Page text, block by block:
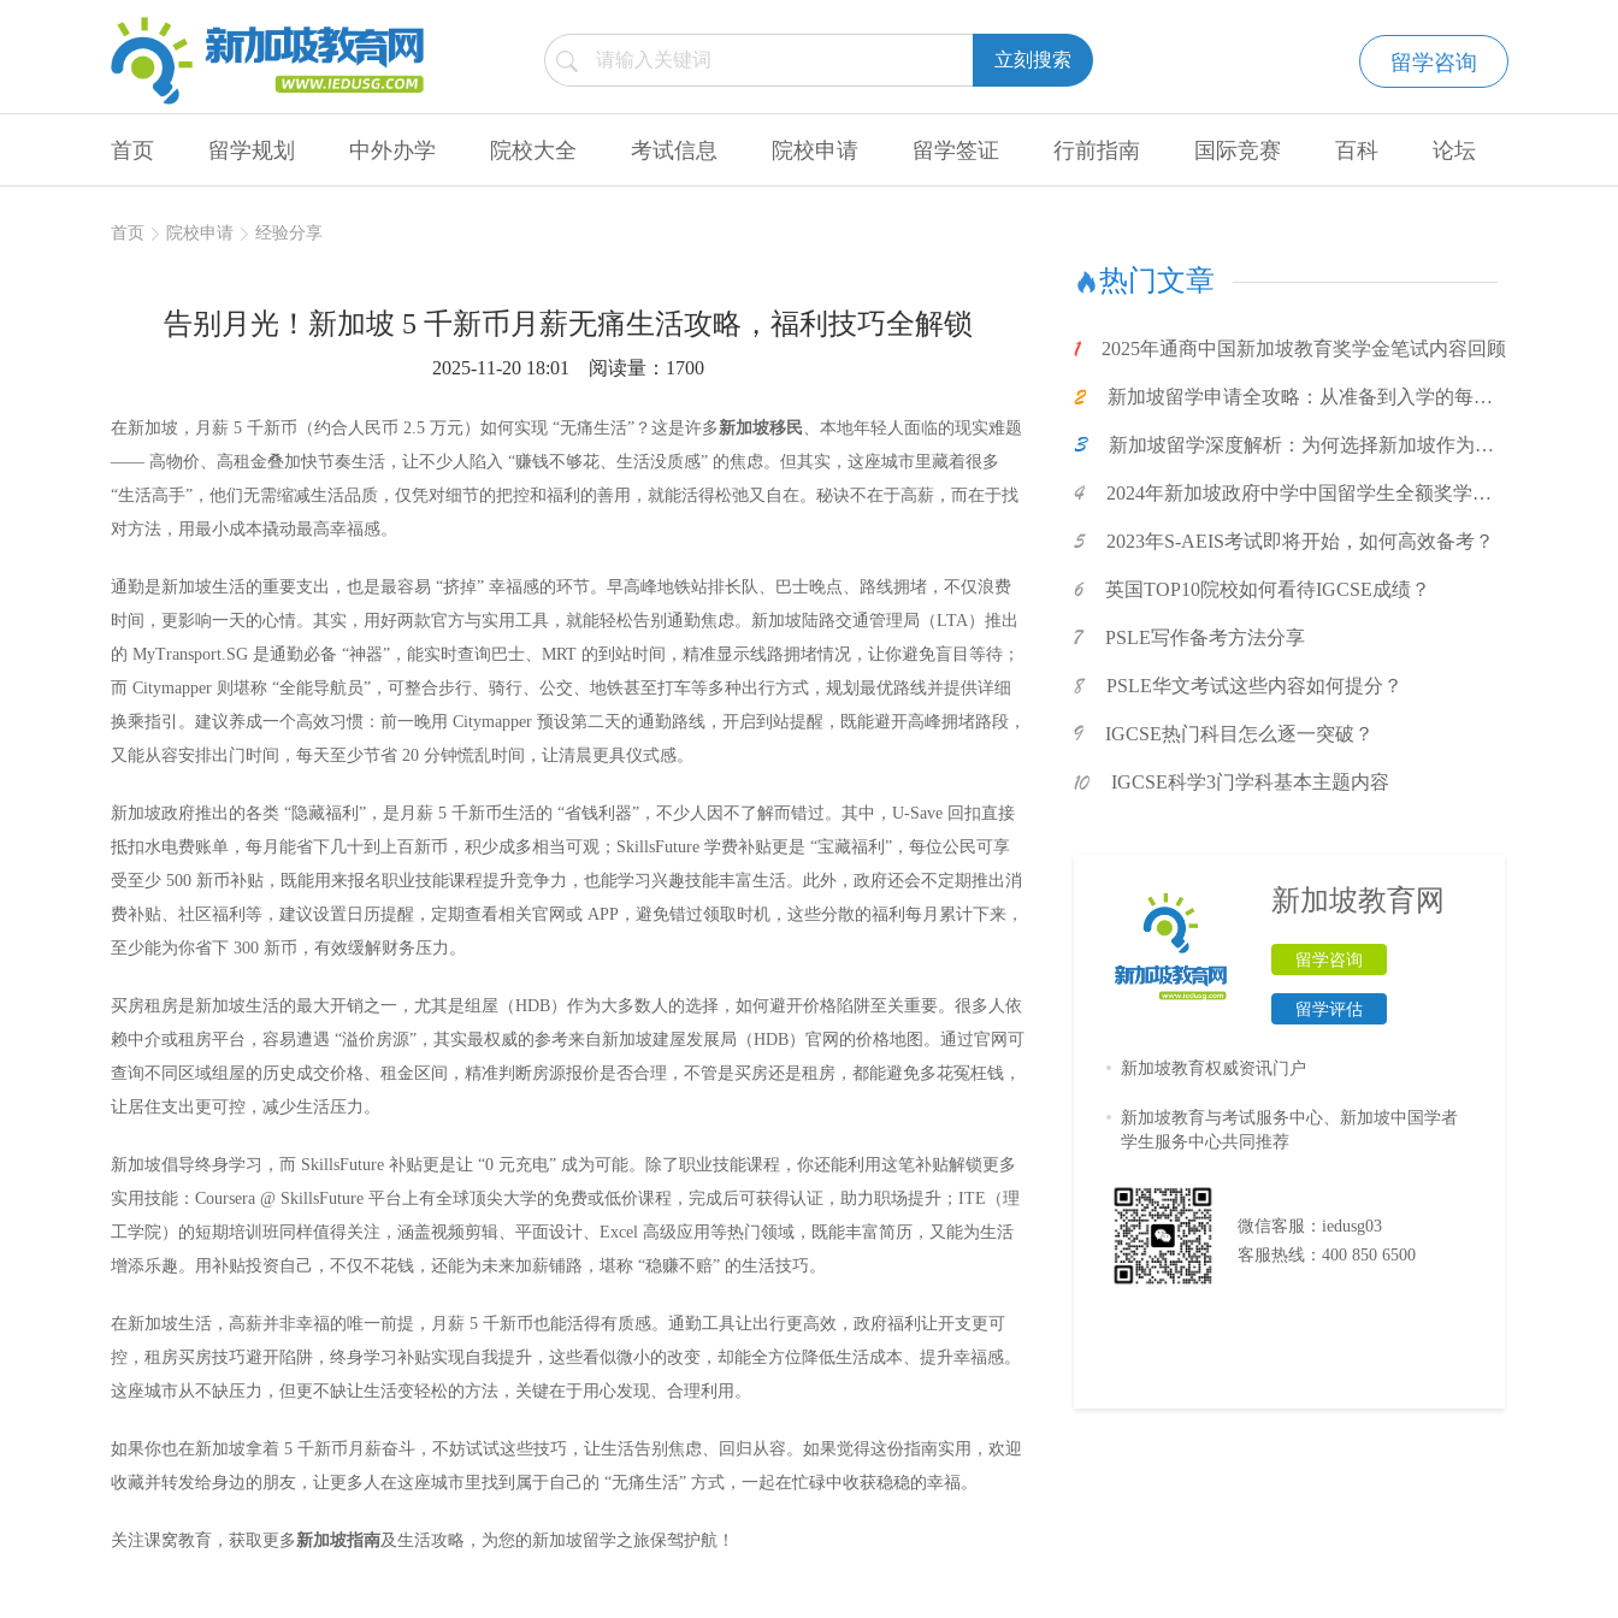
留学咨询
立刻搜索
首页 留学规划 中外办学 院校大全 考试信息 院校申请 留学签证 行前指南 国际竞赛 百科 论坛
首页 院校申请 经验分享
告别月光！新加坡 5 千新币月薪无痛生活攻略，福利技巧全解锁
2025-11-20 18:01 阅读量：1700
在新加坡，月薪 5 千新币（约合人民币 2.5 万元）如何实现 “无痛生活”？这是许多新加坡移民、本地年轻人面临的现实难题
—— 高物价、高租金叠加快节奏生活，让不少人陷入 “赚钱不够花、生活没质感” 的焦虑。但其实，这座城市里藏着很多
“生活高手”，他们无需缩减生活品质，仅凭对细节的把控和福利的善用，就能活得松弛又自在。秘诀不在于高薪，而在于找
对方法，用最小成本撬动最高幸福感。
通勤是新加坡生活的重要支出，也是最容易 “挤掉” 幸福感的环节。早高峰地铁站排长队、巴士晚点、路线拥堵，不仅浪费
时间，更影响一天的心情。其实，用好两款官方与实用工具，就能轻松告别通勤焦虑。新加坡陆路交通管理局（LTA）推出
的 MyTransport.SG 是通勤必备 “神器”，能实时查询巴士、MRT 的到站时间，精准显示线路拥堵情况，让你避免盲目等待；
而 Citymapper 则堪称 “全能导航员”，可整合步行、骑行、公交、地铁甚至打车等多种出行方式，规划最优路线并提供详细
换乘指引。建议养成一个高效习惯：前一晚用 Citymapper 预设第二天的通勤路线，开启到站提醒，既能避开高峰拥堵路段，
又能从容安排出门时间，每天至少节省 20 分钟慌乱时间，让清晨更具仪式感。
新加坡政府推出的各类 “隐藏福利”，是月薪 5 千新币生活的 “省钱利器”，不少人因不了解而错过。其中，U-Save 回扣直接
抵扣水电费账单，每月能省下几十到上百新币，积少成多相当可观；SkillsFuture 学费补贴更是 “宝藏福利”，每位公民可享
受至少 500 新币补贴，既能用来报名职业技能课程提升竞争力，也能学习兴趣技能丰富生活。此外，政府还会不定期推出消
费补贴、社区福利等，建议设置日历提醒，定期查看相关官网或 APP，避免错过领取时机，这些分散的福利每月累计下来，
至少能为你省下 300 新币，有效缓解财务压力。
买房租房是新加坡生活的最大开销之一，尤其是组屋（HDB）作为大多数人的选择，如何避开价格陷阱至关重要。很多人依
赖中介或租房平台，容易遭遇 “溢价房源”，其实最权威的参考来自新加坡建屋发展局（HDB）官网的价格地图。通过官网可
查询不同区域组屋的历史成交价格、租金区间，精准判断房源报价是否合理，不管是买房还是租房，都能避免多花冤枉钱，
让居住支出更可控，减少生活压力。
新加坡倡导终身学习，而 SkillsFuture 补贴更是让 “0 元充电” 成为可能。除了职业技能课程，你还能利用这笔补贴解锁更多
实用技能：Coursera @ SkillsFuture 平台上有全球顶尖大学的免费或低价课程，完成后可获得认证，助力职场提升；ITE（理
工学院）的短期培训班同样值得关注，涵盖视频剪辑、平面设计、Excel 高级应用等热门领域，既能丰富简历，又能为生活
增添乐趣。用补贴投资自己，不仅不花钱，还能为未来加薪铺路，堪称 “稳赚不赔” 的生活技巧。
在新加坡生活，高薪并非幸福的唯一前提，月薪 5 千新币也能活得有质感。通勤工具让出行更高效，政府福利让开支更可
控，租房买房技巧避开陷阱，终身学习补贴实现自我提升，这些看似微小的改变，却能全方位降低生活成本、提升幸福感。
这座城市从不缺压力，但更不缺让生活变轻松的方法，关键在于用心发现、合理利用。
如果你也在新加坡拿着 5 千新币月薪奋斗，不妨试试这些技巧，让生活告别焦虑、回归从容。如果觉得这份指南实用，欢迎
收藏并转发给身边的朋友，让更多人在这座城市里找到属于自己的 “无痛生活” 方式，一起在忙碌中收获稳稳的幸福。
关注课窝教育，获取更多新加坡指南及生活攻略，为您的新加坡留学之旅保驾护航！
热门文章
2025年通商中国新加坡教育奖学金笔试内容回顾
新加坡留学申请全攻略：从准备到入学的每一
新加坡留学深度解析：为何选择新加坡作为留
2024年新加坡政府中学中国留学生全额奖学金
2023年S-AEIS考试即将开始，如何高效备考？
英国TOP10院校如何看待IGCSE成绩？
PSLE写作备考方法分享
PSLE华文考试这些内容如何提分？
IGCSE热门科目怎么逐一突破？
IGCSE科学3门学科基本主题内容
新加坡教育网
留学咨询
留学评估
新加坡教育权威资讯门户
新加坡教育与考试服务中心、新加坡中国学者
学生服务中心共同推荐
微信客服：iedusg03
客服热线：400 850 6500